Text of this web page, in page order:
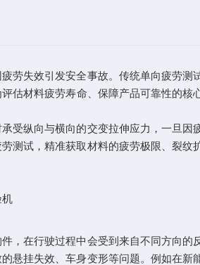
失效引发安全事故。传统单向疲劳测
估材料疲劳寿命、保障产品可靠性的核
纵向与横向的交变拉伸应力，一旦因
测试，精准获取材料的疲劳极限、裂纹
在行驶过程中会受到来自不同方向的
悬挂失效、车身变形等问题。例如在新